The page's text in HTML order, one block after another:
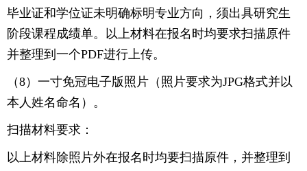
毕业证和学位证未明确标明专业方向，须出具研究生
阶段课程成绩单。以上材料在报名时均要求扫描原件
并整理到一个PDF进行上传。
（8）一寸免冠电子版照片（照片要求为JPG格式并以
本人姓名命名）。
扫描材料要求：
以上材料除照片外在报名时均要扫描原件，并整理到